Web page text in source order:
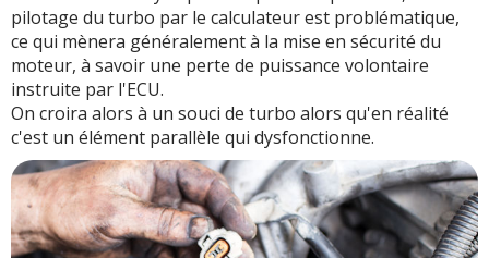
pilotage du turbo par le calculateur est problématique,
ce qui mènera généralement à la mise en sécurité du
moteur, à savoir une perte de puissance volontaire
instruite par l'ECU.
On croira alors à un souci de turbo alors qu'en réalité
c'est un élément parallèle qui dysfonctionne.